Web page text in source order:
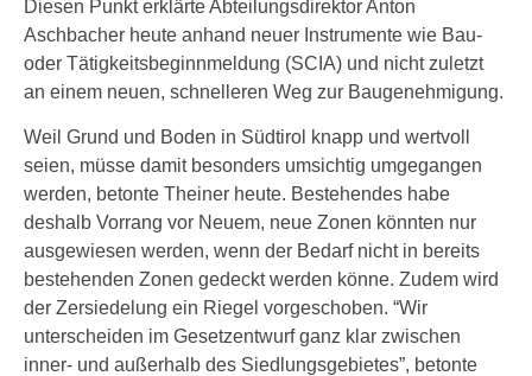
Diesen Punkt erklärte Abteilungsdirektor Anton
Aschbacher heute anhand neuer Instrumente wie Bau-
oder Tätigkeitsbeginnmeldung (SCIA) und nicht zuletzt
an einem neuen, schnelleren Weg zur Baugenehmigung.
Weil Grund und Boden in Südtirol knapp und wertvoll
seien, müsse damit besonders umsichtig umgegangen
werden, betonte Theiner heute. Bestehendes habe
deshalb Vorrang vor Neuem, neue Zonen könnten nur
ausgewiesen werden, wenn der Bedarf nicht in bereits
bestehenden Zonen gedeckt werden könne. Zudem wird
der Zersiedelung ein Riegel vorgeschoben. “Wir
unterscheiden im Gesetzentwurf ganz klar zwischen
inner- und außerhalb des Siedlungsgebietes”, betonte